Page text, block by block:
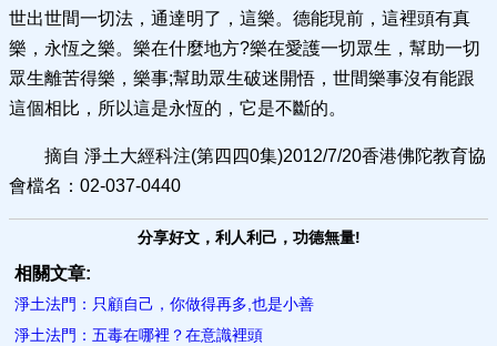
世出世間一切法，通達明了，這樂。德能現前，這裡頭有真
樂，永恆之樂。樂在什麼地方?樂在愛護一切眾生，幫助一切
眾生離苦得樂，樂事;幫助眾生破迷開悟，世間樂事沒有能跟
這個相比，所以這是永恆的，它是不斷的。
摘自 淨土大經科注(第四四0集)2012/7/20香港佛陀教育協
會檔名：02-037-0440
分享好文，利人利己，功德無量!
相關文章:
淨土法門：只顧自己，你做得再多,也是小善
淨土法門：五毒在哪裡？在意識裡頭